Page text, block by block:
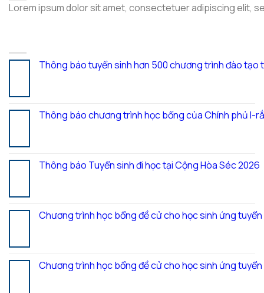
Lorem ipsum dolor sit amet, consectetuer adipiscing elit,
Thông báo tuyển sinh hơn 500 chương trình đào tạo
Thông báo chương trình học bổng của Chính phủ I-
Thông báo Tuyển sinh đi học tại Cộng Hòa Séc 2026
Chương trình học bổng đề cử cho học sinh ứng
Chương trình học bổng đề cử cho học sinh ứng